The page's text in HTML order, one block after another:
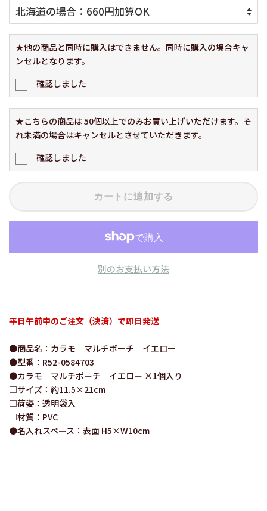
★他の商品と同時に購入はできません。同時に購入の場合キャ
ンセルとなります。
確認しました
★こちらの商品は 50個以上でのみお買い上げいただけます。そ
れ未満の場合はキャンセルとさせていただきます。
確認しました
カートに追加する
別のお支払い方法
平日午前中のご注文（決済）で即日発送
●商品名：カラモ マルチポーチ イエロー
●型番：R52-0584703
●カラモ マルチポーチ イエロー ×1個入り
□サイズ：約11.5×21cm
□荷姿：透明袋入
□材質：PVC
●名入れスペース：表面 H5×W10cm